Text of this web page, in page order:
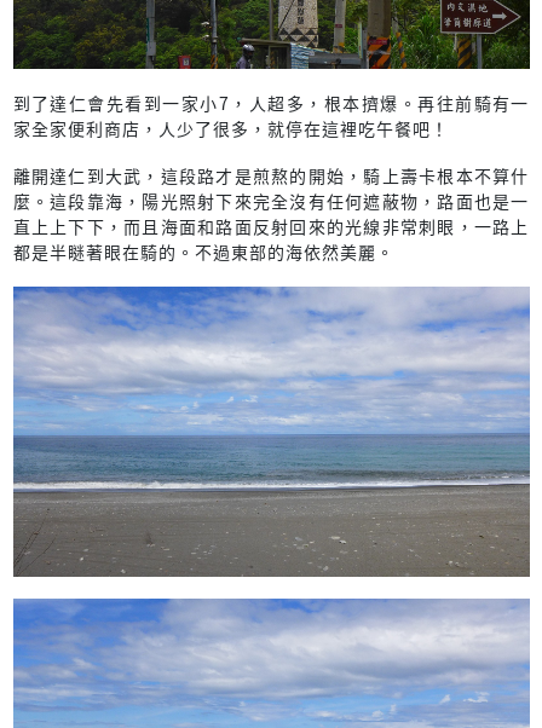
到了達仁會先看到一家小7，人超多，根本擠爆。再往前騎有一
家全家便利商店，人少了很多，就停在這裡吃午餐吧！
離開達仁到大武，這段路才是煎熬的開始，騎上壽卡根本不算什
麼。這段靠海，陽光照射下來完全沒有任何遮蔽物，路面也是一
直上上下下，而且海面和路面反射回來的光線非常刺眼，一路上
都是半瞇著眼在騎的。不過東部的海依然美麗。